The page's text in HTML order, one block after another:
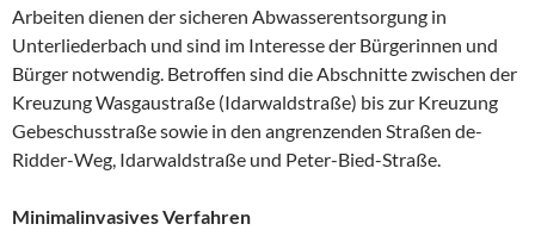
Arbeiten dienen der sicheren Abwasserentsorgung in
Unterliederbach und sind im Interesse der Bürgerinnen und
Bürger notwendig. Betroffen sind die Abschnitte zwischen der
Kreuzung Wasgaustraße (Idarwaldstraße) bis zur Kreuzung
Gebeschusstraße sowie in den angrenzenden Straßen de-
Ridder-Weg, Idarwaldstraße und Peter-Bied-Straße.
Minimalinvasives Verfahren